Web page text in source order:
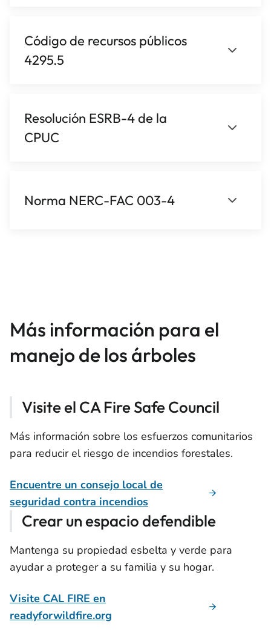
Código de recursos públicos
4295.5
Resolución ESRB-4 de la
CPUC
Norma NERC-FAC 003-4
Más información para el
manejo de los árboles
Visite el CA Fire Safe Council
Más información sobre los esfuerzos comunitarios
para reducir el riesgo de incendios forestales.
Encuentre un consejo local de
seguridad contra incendios
Crear un espacio defendible
Mantenga su propiedad esbelta y verde para
ayudar a proteger a su familia y su hogar.
Visite CAL FIRE en
readyforwildfire.org